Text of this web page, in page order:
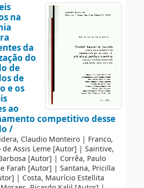
na
da
do
de
de
e os
ao
competitivo desse
/
Claudio Monteiro| Franco,
de Assis Leme[Autor] | Saintive,
[Autor] | Corrêa, Paulo
Farah [Autor] | Santana, Pricilla
| Costa, Maurício Estellita